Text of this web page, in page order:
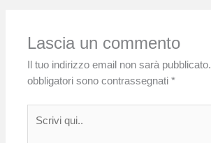
Lascia un commento
Il tuo indirizzo email non sarà pubblicato.
obbligatori sono contrassegnati*
qui..